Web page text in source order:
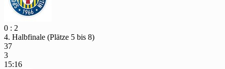
0 : 2
4. Halbfinale (Plätze 5 bis 8)
37
3
15:16